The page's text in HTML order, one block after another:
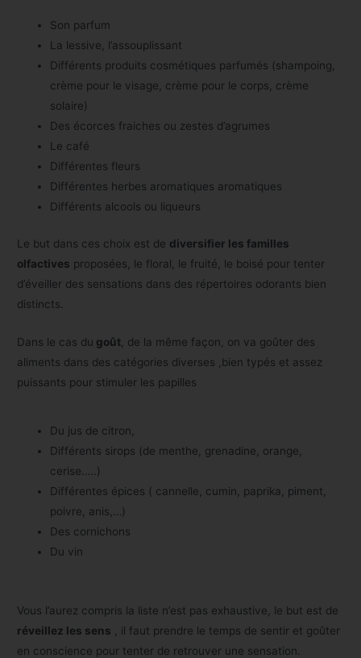
Son parfum
La lessive, l’assouplissant
Différents produits cosmétiques parfumés (shampoing,
crème pour le visage, crème pour le corps, crème
solaire)
Des écorces fraiches ou zestes d’agrumes
Le café
Différentes fleurs
Différentes herbes aromatiques aromatiques
Différents alcools ou liqueurs
Le but dans ces choix est de diversifier les familles
olfactives proposées, le floral, le fruité, le boisé pour tenter
d’éveiller des sensations dans des répertoires odorants bien
distincts.
Dans le cas du goût , de la même façon, on va goûter des
aliments dans des catégories diverses ,bien typés et assez
puissants pour stimuler les papilles
Du jus de citron,
Différents sirops (de menthe, grenadine, orange,
cerise…..)
Différentes épices ( cannelle, cumin, paprika, piment,
poivre, anis,…)
Des cornichons
Du vin
Vous l’aurez compris la liste n’est pas exhaustive, le but est de
réveillez les sens , il faut prendre le temps de sentir et goûter
en conscience pour tenter de retrouver une sensation.